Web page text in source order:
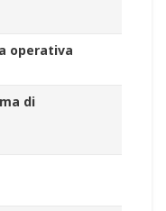
operativa
di